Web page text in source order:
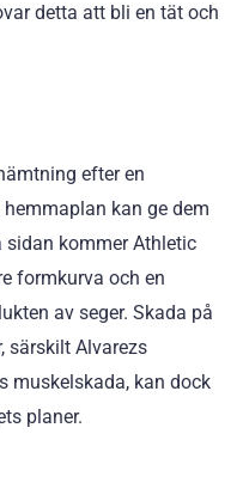
detta att bli en tät och
efter en
kan ge dem
sidan kommer Athletic
formkurva och en
av seger. Skada på
särskilt Alvarezs
muskelskada, kan dock
planer.